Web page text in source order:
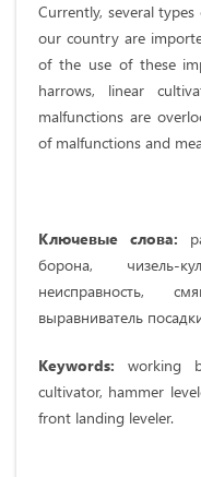
Currently, several
our country are
of the use of these
harrows, linear
malfunctions are
of malfunctions and
Ключевые слова:
борона, чизель-
неисправность,
выравниватель
Keywords: working
cultivator, hammer
front landing leveler.